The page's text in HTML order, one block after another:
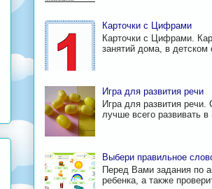
Карточки с Цифрами
Карточки с Цифрами.
занятий дома, в детском
Игра для развития речи
Игра для развития
лучше всего развивать в
Выбери правильное
Перед Вами задания по
ребенка, а также